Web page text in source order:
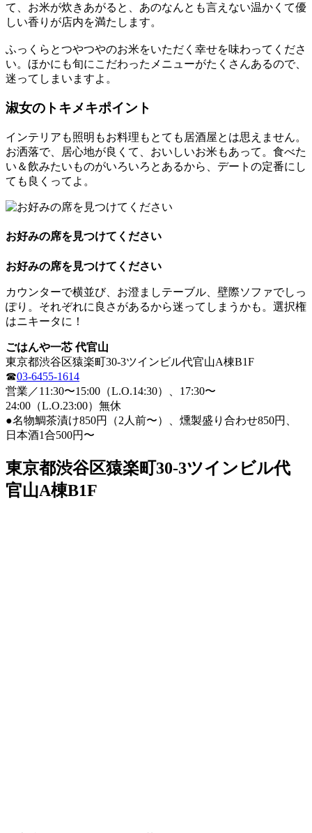
て、お米が炊きあがると、あのなんとも言えない温かくて優
しい香りが店内を満たします。
ふっくらとつやつやのお米をいただく幸せを味わってくださ
い。ほかにも旬にこだわったメニューがたくさんあるので、
迷ってしまいますよ。
淑女のトキメキポイント
インテリアも照明もお料理もとても居酒屋とは思えません。
お洒落で、居心地が良くて、おいしいお米もあって。食べた
い＆飲みたいものがいろいろとあるから、デートの定番にし
ても良くってよ。
お好みの席を見つけてください
お好みの席を見つけてください
カウンターで横並び、お澄ましテーブル、壁際ソファでしっ
ぽり。それぞれに良さがあるから迷ってしまうかも。選択権
はニキータに！
ごはんや一芯 代官山
東京都渋谷区猿楽町30-3ツインビル代官山A棟B1F
☎03-6455-1614
営業／11:30〜15:00（L.O.14:30）、17:30〜
24:00（L.O.23:00）無休
●名物鯛茶漬け850円（2人前〜）、燻製盛り合わせ850円、
日本酒1合500円〜
東京都渋谷区猿楽町30-3ツインビル代
官山A棟B1F